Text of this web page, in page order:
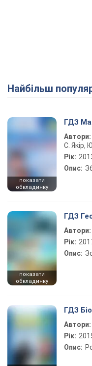
Найбільш
показати
обкладинку
ГДЗ
Автори:
С. Якір,
Рік:
Опис:
показати
обкладинку
ГДЗ
Автори:
Рік:
Опис:
ГДЗ
Автори:
Рік:
Опис: